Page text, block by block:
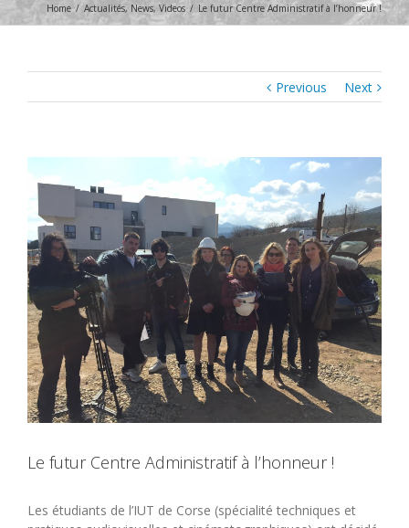
Home / Actualités, News, Videos / Le futur Centre Administratif à l’honneur !
Previous Next
Larger
Image
Le futur Centre Administratif à l’honneur !
Les étudiants de l’IUT de Corse (spécialité techniques et